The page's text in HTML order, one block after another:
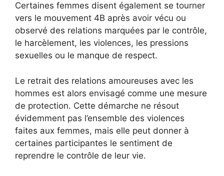
Certaines femmes disent également se tourner
vers le mouvement 4B après avoir vécu ou
observé des relations marquées par le contrôle,
le harcèlement, les violences, les pressions
sexuelles ou le manque de respect.
Le retrait des relations amoureuses avec les
hommes est alors envisagé comme une mesure
de protection. Cette démarche ne résout
évidemment pas l’ensemble des violences
faites aux femmes, mais elle peut donner à
certaines participantes le sentiment de
reprendre le contrôle de leur vie.